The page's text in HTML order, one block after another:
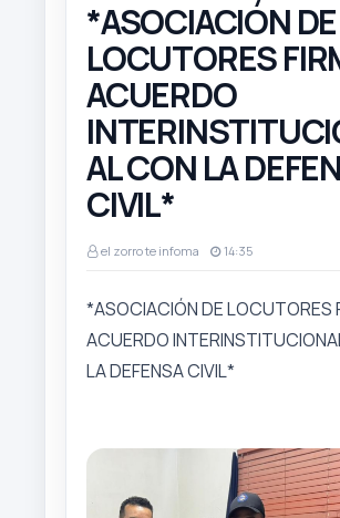
*ASOCIACIÓN DE
LOCUTORES
ACUERDO
AL CON LA
CIVIL*
el zorro te infoma 14:35
*ASOCIACIÓN DE LOCUTORES
ACUERDO
LA DEFENSA CIVIL*